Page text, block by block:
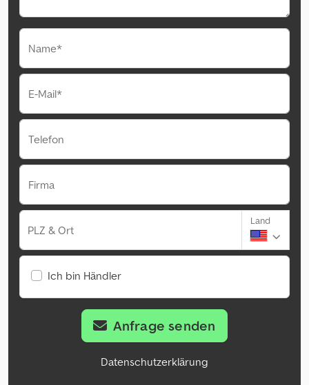
Name*
E-Mail*
Telefon
Firma
PLZ & Ort
Land
Ich bin Händler
Anfrage senden
Datenschutzerklärung